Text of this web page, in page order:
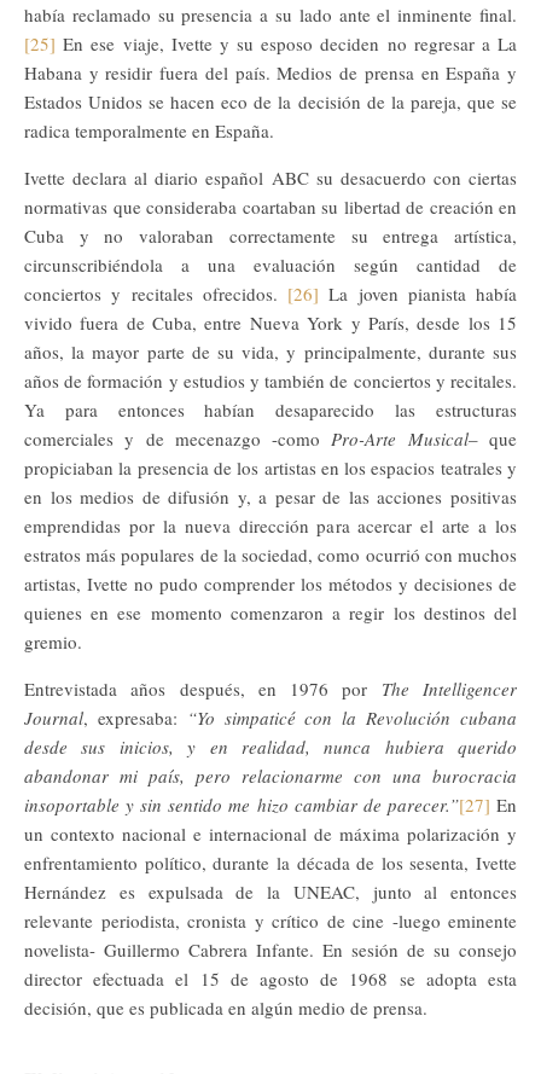
había reclamado su presencia a su lado ante el inminente final.
[25] En ese viaje, Ivette y su esposo deciden no regresar a La
Habana y residir fuera del país. Medios de prensa en España y
Estados Unidos se hacen eco de la decisión de la pareja, que se
radica temporalmente en España.
Ivette declara al diario español ABC su desacuerdo con ciertas
normativas que consideraba coartaban su libertad de creación en
Cuba y no valoraban correctamente su entrega artística,
circunscribiéndola a una evaluación según cantidad de
conciertos y recitales ofrecidos. [26] La joven pianista había
vivido fuera de Cuba, entre Nueva York y París, desde los 15
años, la mayor parte de su vida, y principalmente, durante sus
años de formación y estudios y también de conciertos y recitales.
Ya para entonces habían desaparecido las estructuras
comerciales y de mecenazgo -como Pro-Arte Musical– que
propiciaban la presencia de los artistas en los espacios teatrales y
en los medios de difusión y, a pesar de las acciones positivas
emprendidas por la nueva dirección para acercar el arte a los
estratos más populares de la sociedad, como ocurrió con muchos
artistas, Ivette no pudo comprender los métodos y decisiones de
quienes en ese momento comenzaron a regir los destinos del
gremio.
Entrevistada años después, en 1976 por The Intelligencer
Journal, expresaba: “Yo simpaticé con la Revolución cubana
desde sus inicios, y en realidad, nunca hubiera querido
abandonar mi país, pero relacionarme con una burocracia
insoportable y sin sentido me hizo cambiar de parecer.”[27] En
un contexto nacional e internacional de máxima polarización y
enfrentamiento político, durante la década de los sesenta, Ivette
Hernández es expulsada de la UNEAC, junto al entonces
relevante periodista, cronista y crítico de cine -luego eminente
novelista- Guillermo Cabrera Infante. En sesión de su consejo
director efectuada el 15 de agosto de 1968 se adopta esta
decisión, que es publicada en algún medio de prensa.